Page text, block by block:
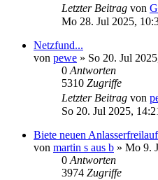
Letzter Beitrag von
Mo 28. Jul 2025,
Netzfund...
von pewe » So 20. Jul
0 Antworten
5310 Zugriffe
Letzter Beitrag von
So 20. Jul 2025,
Biete neuen
von martin s aus b » Mo 9.
0 Antworten
3974 Zugriffe